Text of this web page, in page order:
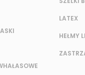
LATEX
HEŁMY